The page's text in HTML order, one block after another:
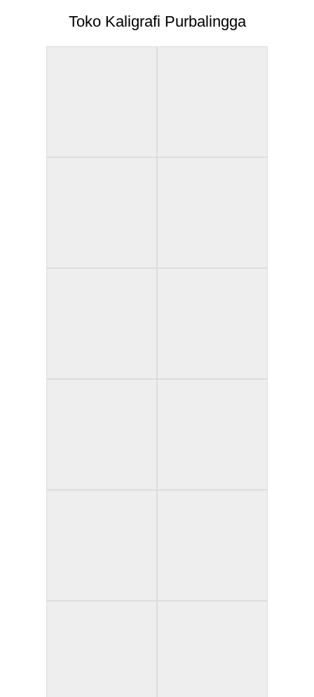
Toko Kaligrafi Purbalingga